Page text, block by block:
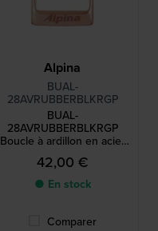
Alpina
BUAL-
28AVRUBBERBLKRGP
BUAL-
28AVRUBBERBLKRGP
Boucle à ardillon en acier
recouvert d'or rose 18 mm
42,00 €
● En stock
Comparer